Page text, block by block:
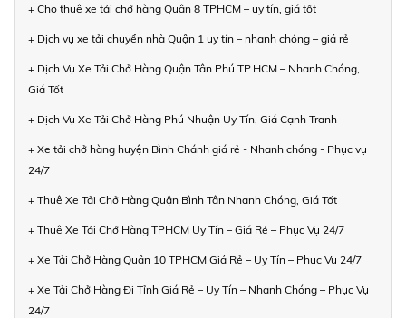
+ Cho thuê xe tải chở hàng Quận 8 TPHCM – uy tín, giá tốt
+ Dịch vụ xe tải chuyển nhà Quận 1 uy tín – nhanh chóng – giá rẻ
+ Dịch Vụ Xe Tải Chở Hàng Quận Tân Phú TP.HCM – Nhanh Chóng,
Giá Tốt
+ Dịch Vụ Xe Tải Chở Hàng Phú Nhuận Uy Tín, Giá Cạnh Tranh
+ Xe tải chở hàng huyện Bình Chánh giá rẻ - Nhanh chóng - Phục vụ
24/7
+ Thuê Xe Tải Chở Hàng Quận Bình Tân Nhanh Chóng, Giá Tốt
+ Thuê Xe Tải Chở Hàng TPHCM Uy Tín – Giá Rẻ – Phục Vụ 24/7
+ Xe Tải Chở Hàng Quận 10 TPHCM Giá Rẻ – Uy Tín – Phục Vụ 24/7
+ Xe Tải Chở Hàng Đi Tỉnh Giá Rẻ – Uy Tín – Nhanh Chóng – Phục Vụ
24/7